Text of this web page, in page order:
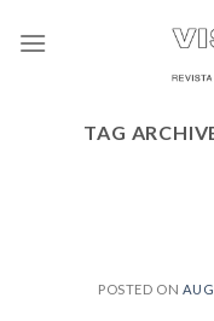
TAG
POSTED ON